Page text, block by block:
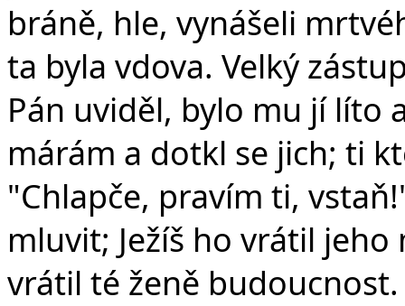
bráně, hle, vynášeli
ta byla vdova. Velký
Pán uviděl, bylo mu jí líto
márám a dotkl se jich; ti
"Chlapče, pravím ti,
mluvit; Ježíš ho vrátil jeho
vrátil té ženě budoucnost.